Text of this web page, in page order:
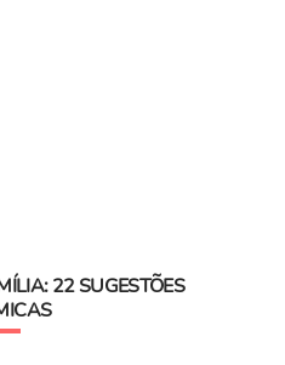
22 SUGESTÕES